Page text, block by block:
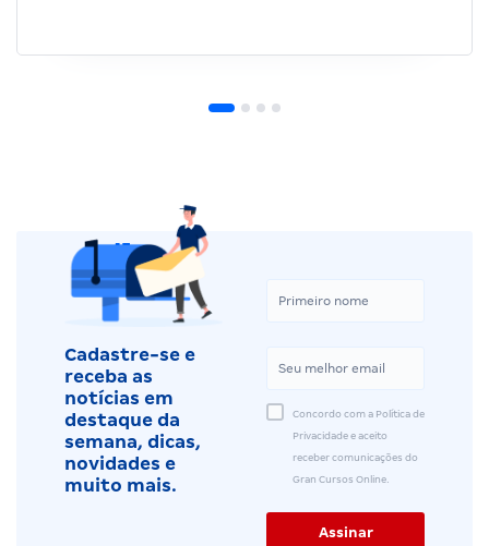
Cadastre-se e
receba as
notícias em
destaque da
semana, dicas,
novidades e
muito mais.
Concordo com a Política de
Privacidade e aceito
receber comunicações do
Gran Cursos Online.